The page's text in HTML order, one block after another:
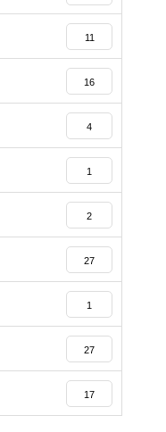
11
16
4
1
2
27
1
27
17